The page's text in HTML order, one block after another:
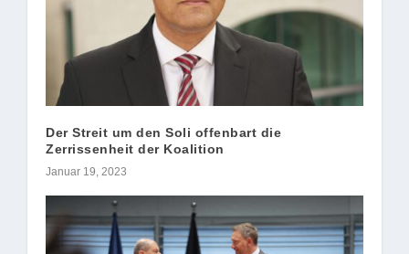
Der Streit um den Soli offenbart die
Zerrissenheit der Koalition
Januar 19, 2023